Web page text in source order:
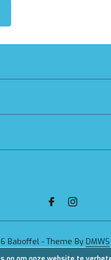
Baboffel - Theme By DMWS